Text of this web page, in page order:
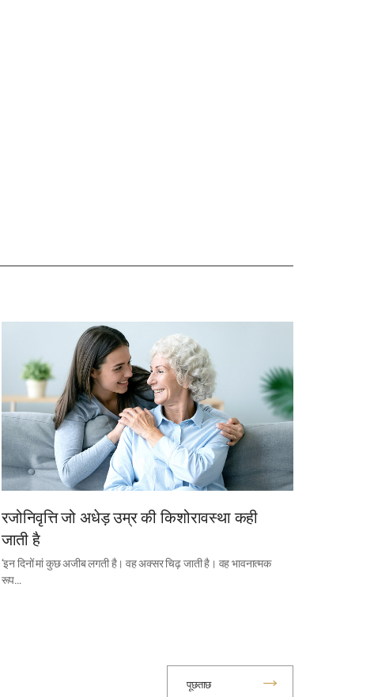
रजोनिवृत्ति जो अधेड़ उम्र की किशोरावस्था कही
जाती है
‘इन दिनों मां कुछ अजीब लगती है। वह अक्सर चिढ़ जाती है। वह भावनात्मक
रूप…
पूछताछ